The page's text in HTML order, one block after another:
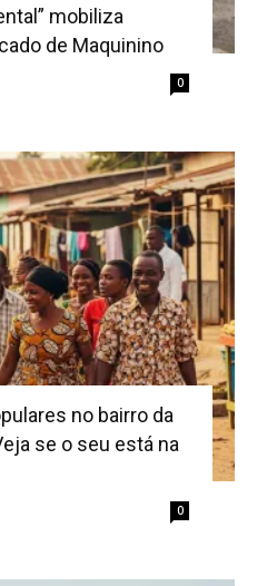
mobiliza
de Maquinino
0
no bairro da
se o seu está na
0